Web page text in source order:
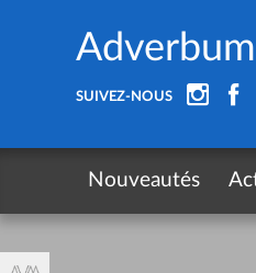
Adverbum
SUIVEZ-NOUS
Nouveautés